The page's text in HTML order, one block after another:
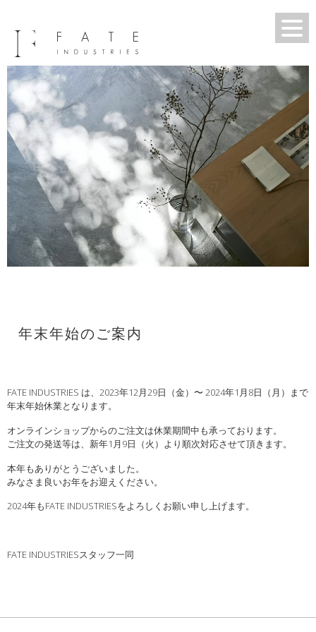
年末年始のご案内
FATE INDUSTRIES は、2023年12月29日（金）〜 2024年1月8日（月）まで
年末年始休業となります。
オンラインショップからのご注文は休業期間中も承っております。
ご注文の発送等は、新年1月9日（火）より順次対応させて頂きます。
本年もありがとうございました。
みなさま良いお年をお迎えください。
2024年もFATE INDUSTRIESをよろしくお願い申し上げます。
FATE INDUSTRIESスタッフ一同